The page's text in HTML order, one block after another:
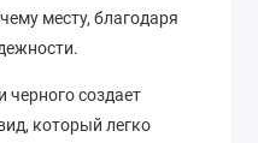
месту, благодаря
создает
который легко